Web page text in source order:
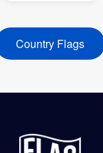
Country Flags